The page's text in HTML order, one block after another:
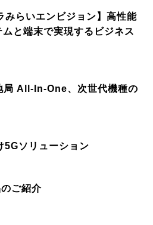
みらいエンビジョン】高性能
と端末で実現するビジネス
局 All-In-One、次世代機種の
5Gソリューション
ご紹介